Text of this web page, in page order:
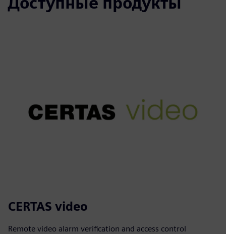
CERTAS video
Remote video alarm verification and access control